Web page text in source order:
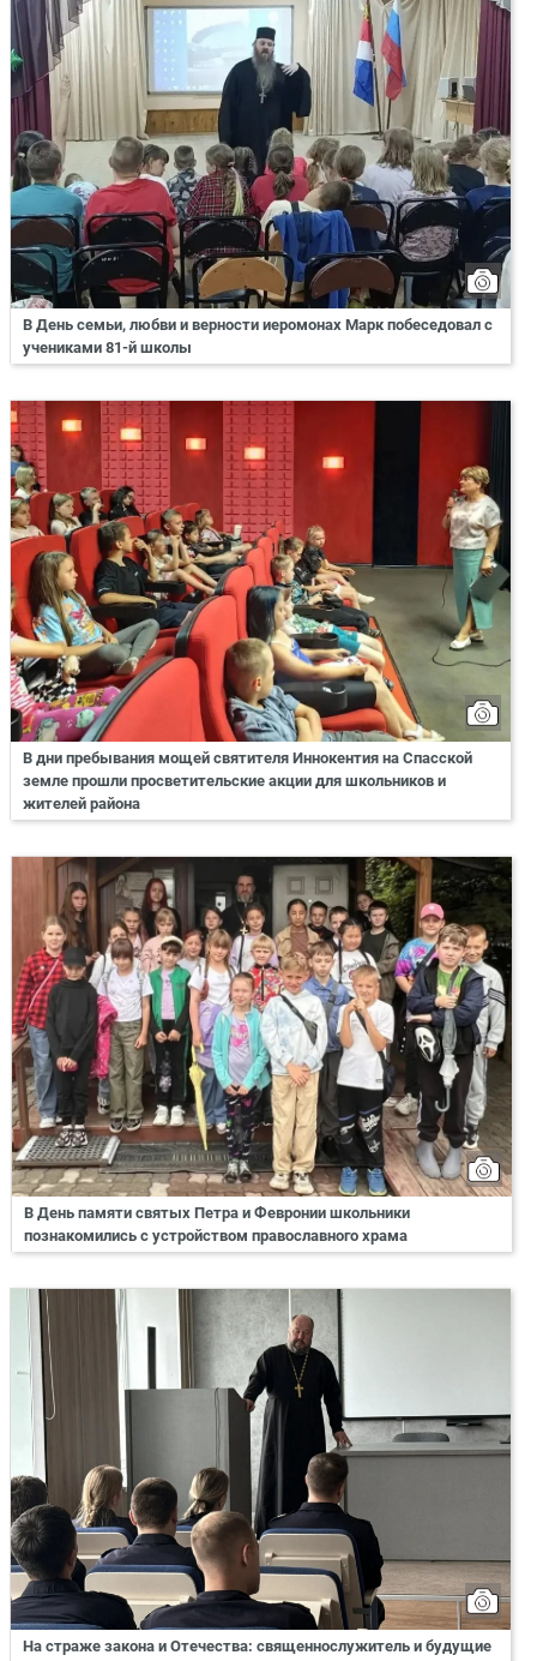
В День семьи, любви и верности иеромонах Марк побеседовал с
учениками 81-й школы
В дни пребывания мощей святителя Иннокентия на Спасской
земле прошли просветительские акции для школьников и
жителей района
В День памяти святых Петра и Февронии школьники
познакомились с устройством православного храма
На страже закона и Отечества: священнослужитель и будущие